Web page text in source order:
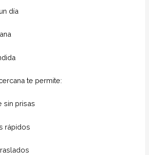
día
te permite:
sin prisas
rápidos